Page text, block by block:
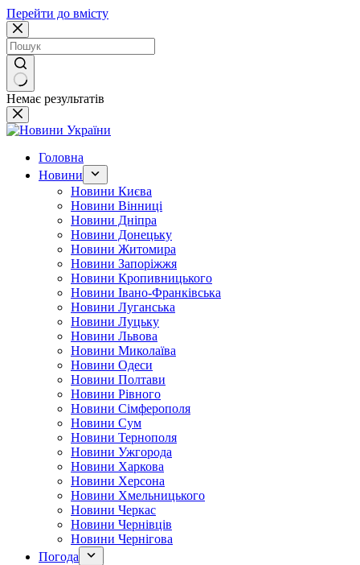
Перейти до вмісту
Немає результатів
Головна
Новини
Новини Києва
Новини Вінниці
Новини Дніпра
Новини Донецьку
Новини Житомира
Новини Запоріжжя
Новини Кропивницького
Новини Івано-Франківська
Новини Луганська
Новини Луцьку
Новини Львова
Новини Миколаїва
Новини Одеси
Новини Полтави
Новини Рівного
Новини Сімферополя
Новини Сум
Новини Тернополя
Новини Ужгорода
Новини Харкова
Новини Херсона
Новини Хмельницького
Новини Черкас
Новини Чернівців
Новини Чернігова
Погода